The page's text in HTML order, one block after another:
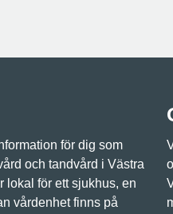
för dig som
och tandvård i Västra
lokal för ett sjukhus, en
vårdenhet finns på